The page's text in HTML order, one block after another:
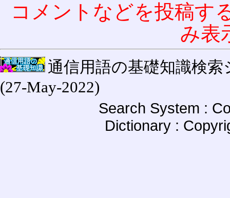
コメントなどを投稿す
み表
通信用語の基礎知識検索
(27-May-2022)
Search System :
Dictionary :